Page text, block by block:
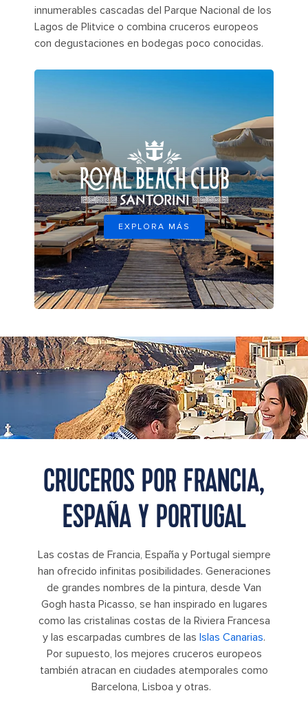
innumerables cascadas del Parque Nacional de los
Lagos de Plitvice o combina cruceros europeos
con degustaciones en bodegas poco conocidas.
EXPLORA MÁS
Visitors enjoy drinks at an outdoor café overlooking the caldera
and whitewashed buildings of Oia Village in Santorini, Greece.
CRUCEROS POR FRANCIA,
ESPAÑA Y PORTUGAL
Las costas de Francia, España y Portugal siempre
han ofrecido infinitas posibilidades. Generaciones
de grandes nombres de la pintura, desde Van
Gogh hasta Picasso, se han inspirado en lugares
como las cristalinas costas de la Riviera Francesa
y las escarpadas cumbres de las Islas Canarias.
Por supuesto, los mejores cruceros europeos
también atracan en ciudades atemporales como
Barcelona, Lisboa y otras.